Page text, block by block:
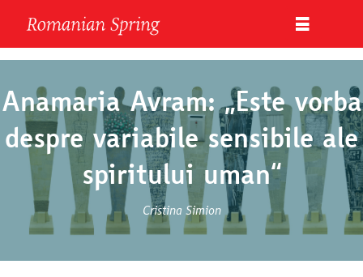
Anamaria Avram: „Este vorba
despre variabile sensibile ale
spiritului uman“
Cristina Simion